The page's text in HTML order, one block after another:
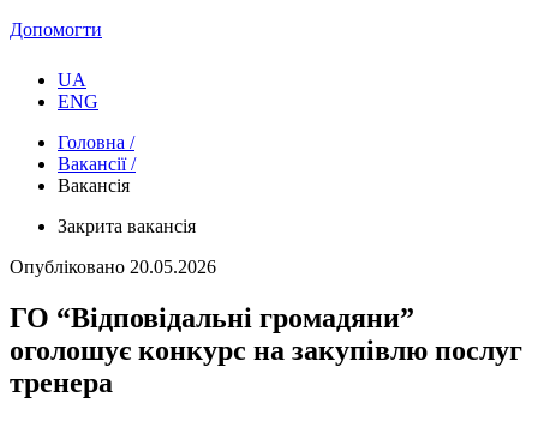
Допомогти
UA
ENG
Головна /
Вакансії /
Вакансія
Закрита вакансія
Опубліковано 20.05.2026
ГО “Відповідальні громадяни”
оголошує конкурс на закупівлю послуг
тренера